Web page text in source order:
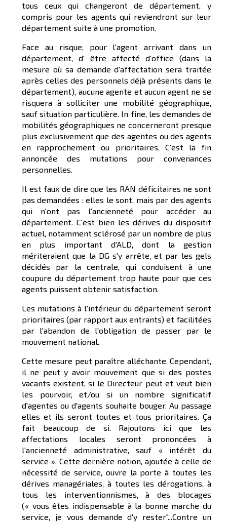
tous ceux qui changeront de département, y
compris pour les agents qui reviendront sur leur
département suite à une promotion.
Face au risque, pour l'agent arrivant dans un
département, d' être affecté d'office (dans la
mesure où sa demande d'affectation sera traitée
après celles des personnels déjà présents dans le
département), aucune agente et aucun agent ne se
risquera à solliciter une mobilité géographique,
sauf situation particulière. In fine, les demandes de
mobilités géographiques ne concerneront presque
plus exclusivement que des agentes ou des agents
en rapprochement ou prioritaires. C'est la fin
annoncée des mutations pour convenances
personnelles.
Il est faux de dire que les RAN déficitaires ne sont
pas demandées : elles le sont, mais par des agents
qui n'ont pas l'ancienneté pour accéder au
département. C'est bien les dérives du dispositif
actuel, notamment sclérosé par un nombre de plus
en plus important d'ALD, dont la gestion
mériteraient que la DG s'y arrête, et par les gels
décidés par la centrale, qui conduisent à une
coupure du département trop haute pour que ces
agents puissent obtenir satisfaction.
Les mutations à l'intérieur du département seront
prioritaires (par rapport aux entrants) et facilitées
par l'abandon de l'obligation de passer par le
mouvement national.
Cette mesure peut paraître alléchante. Cependant,
il ne peut y avoir mouvement que si des postes
vacants existent, si le Directeur peut et veut bien
les pourvoir, et/ou si un nombre significatif
d'agentes ou d'agents souhaite bouger. Au passage
elles et ils seront toutes et tous prioritaires. Ça
fait beaucoup de si. Rajoutons ici que les
affectations locales seront prononcées à
l'ancienneté administrative, sauf « intérêt du
service ». Cette dernière notion, ajoutée à celle de
nécessité de service, ouvre la porte à toutes les
dérives managériales, à toutes les dérogations, à
tous les interventionnismes, à des blocages
(« vous êtes indispensable à la bonne marche du
service, je vous demande d'y rester"...Contre un